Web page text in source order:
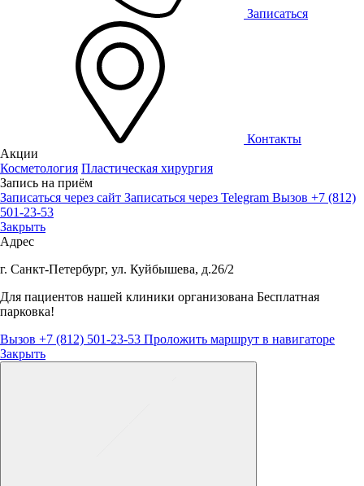
Записаться
Контакты
Акции
Косметология Пластическая хирургия
Запись на приём
Записаться через сайт Записаться через Telegram Вызов +7 (812)
501-23-53
Закрыть
Адрес
г. Санкт-Петербург, ул. Куйбышева, д.26/2
Для пациентов нашей клиники организована Бесплатная
парковка!
Вызов +7 (812) 501-23-53 Проложить маршрут в навигаторе
Закрыть